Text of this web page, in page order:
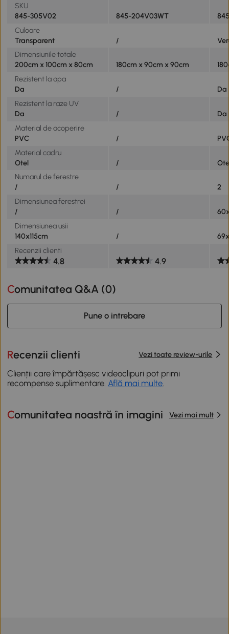
SKU
845-305V02
845-204V03WT
Culoare
Transparent
/
Dimensiunile totale
200cm x 100cm x 80cm
180cm x 90cm x 90cm
Rezistent la apa
Da
/
Da
Rezistent la raze UV
Da
/
Da
Material de acoperire
PVC
/
Material cadru
Otel
/
Numarul de ferestre
/
/
2
Dimensiunea ferestrei
/
/
Dimensiunea usii
140x115cm
/
Recenzii clienti
4.8 4.9
Comunitatea Q&A (0)
Pune o intrebare
Recenzii clienti Vezi toate review-urile
Clienții care împărtășesc videoclipuri pot primi
recompense suplimentare. Află mai multe.
Comunitatea noastră în imagini Vezi mai mult